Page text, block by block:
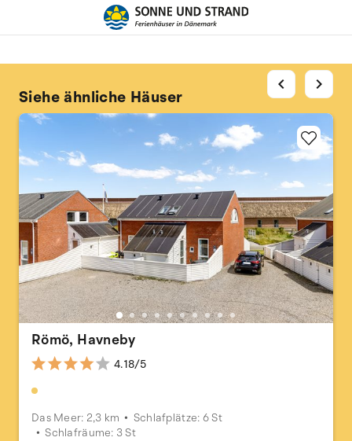
Siehe ähnliche Häuser
Römö, Havneby
4.18/5
Das Meer: 2,3 km
Schlafplätze: 6 St
Schlafräume: 3 St
chevron_left chevron_right